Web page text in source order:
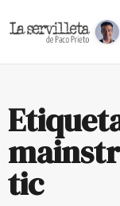
tic